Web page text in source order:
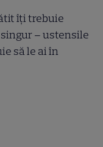
îți trebuie
– ustensile
să le ai în